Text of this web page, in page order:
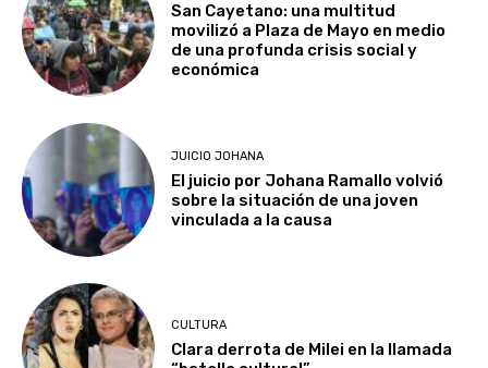
San Cayetano: una multitud
movilizó a Plaza de Mayo en medio
de una profunda crisis social y
económica
JUICIO JOHANA
El juicio por Johana Ramallo volvió
sobre la situación de una joven
vinculada a la causa
CULTURA
Clara derrota de Milei en la llamada